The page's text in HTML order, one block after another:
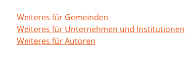
Weiteres für Gemeinden
Weiteres für Unternehmen und Institutionen
Weiteres für Autoren